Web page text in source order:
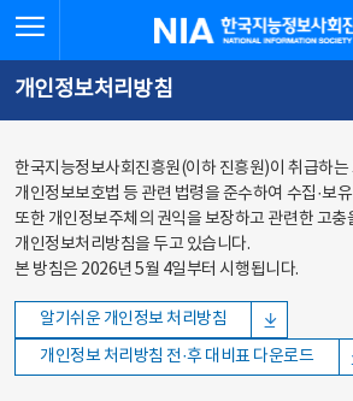
바로가기
바로가기
한국지능정보사회진흥원
개인정보처리방침
한국지능정보사회진흥원(이하 진흥원)이 취급하는
개인정보보호법 등 관련 법령을 준수하여 수집·보
또한 개인정보주체의 권익을 보장하고 관련한 고충
개인정보처리방침을 두고 있습니다.
본 방침은 2026년 5월 4일부터 시행됩니다.
알기쉬운 개인정보 처리방침
개인정보 처리방침 전·후 대비표 다운로드